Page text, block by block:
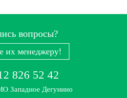
вопросы?
их менеджеру!
826 52 42
Западное Дегунино